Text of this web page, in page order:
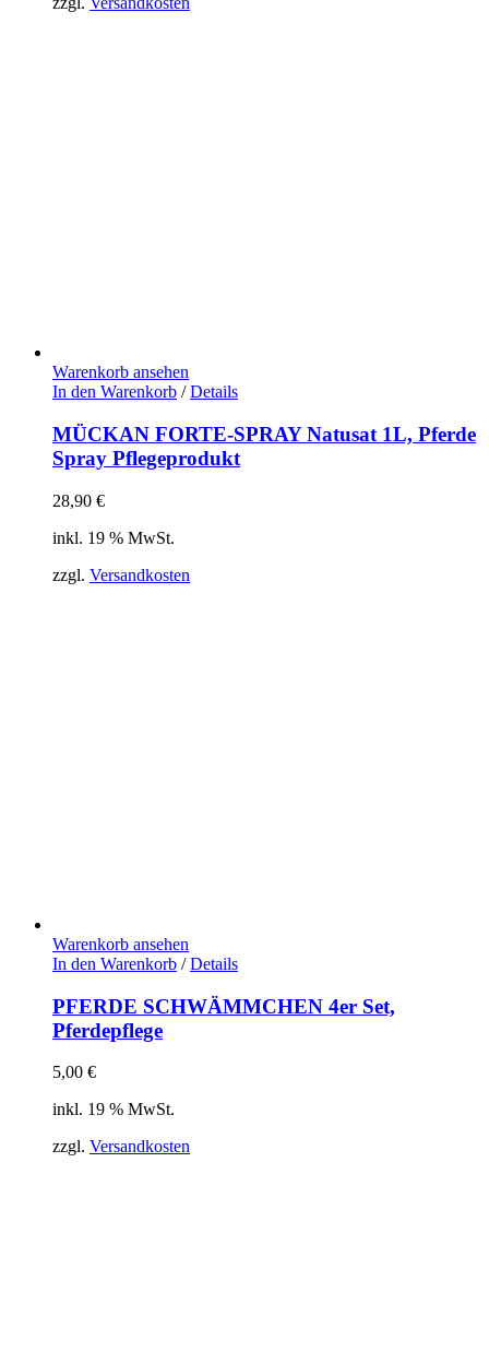
Warenkorb ansehen
In den Warenkorb / Details
MÜCKAN FORTE-SPRAY Natusat 1L, Pferde
Spray Pflegeprodukt
28,90 €
inkl. 19 % MwSt.
zzgl. Versandkosten
Warenkorb ansehen
In den Warenkorb / Details
PFERDE SCHWÄMMCHEN 4er Set,
Pferdepflege
5,00 €
inkl. 19 % MwSt.
zzgl. Versandkosten